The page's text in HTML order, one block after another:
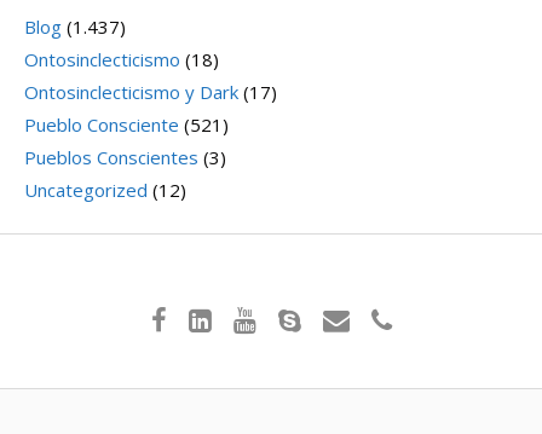
Blog (1.437)
Ontosinclecticismo (18)
Ontosinclecticismo y Dark (17)
Pueblo Consciente (521)
Pueblos Conscientes (3)
Uncategorized (12)